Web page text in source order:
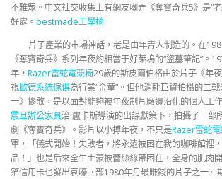
不雅眾。中文社交收集上有網友嘲弄《奪寶奇兵5》是“
好處。 bestmade工學椅
片子產業的市場神話，老是由年青人制造的。在
《奪寶奇兵》系列年夜約相當于好萊塢的“盜墓筆記”。
年， Razer雷蛇電競椅29歲的斯皮爾伯格由於片子《年
視歐德系統傢俱為行業“金童”。但他消耗巨資拍攝的二
一》慘敗，是以面對能夠被年夜制片廠邊沿化的個人工
震旦辦公家具治·盧卡斯導演的出謀獻策下，拍攝了一部
劇《奪寶奇兵》。影片以小搏年夜，不只是Razer雷蛇
軍，「儀式開始！失敗者，將永遠被困在我的咖啡館裡
品！」也是后來全牛土豪被蕾絲絲帶困住，全身的肌肉
箔信用卡也發出哀嚎。部1980年月最賺錢的片子之一。